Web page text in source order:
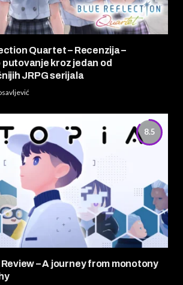
Quartet – Recenzija –
kroz jedan od
JRPG serijala
8.5
Review – A journey from monotony